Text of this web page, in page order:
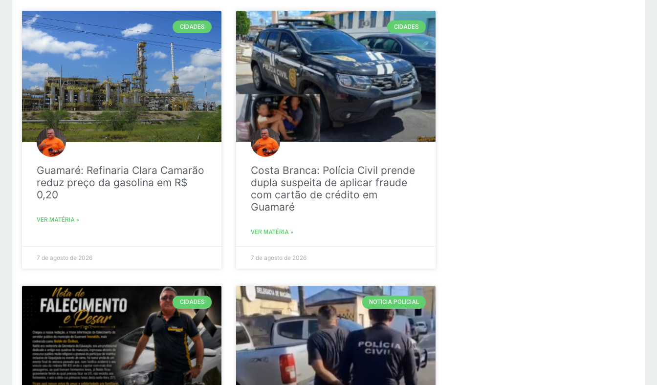
CIDADES
Guamaré: Refinaria Clara Camarão
reduz preço da gasolina em R$
0,20
VER MATÉRIA »
7 de agosto de 2026
CIDADES
Costa Branca: Polícia Civil prende
dupla suspeita de aplicar fraude
com cartão de crédito em
Guamaré
VER MATÉRIA »
7 de agosto de 2026
CIDADES NOTICIA POLICIAL